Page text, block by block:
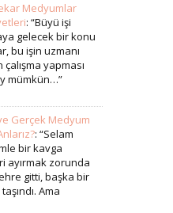
Medyumlar
: “Büyü işi
gelecek bir konu
bu işin uzmanı
yapması
mümkün…”
Gerçek Medyum
: “Selam
bir kavga
ayırmak zorunda
gitti, başka bir
Ama